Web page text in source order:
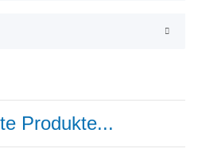
Produkte...